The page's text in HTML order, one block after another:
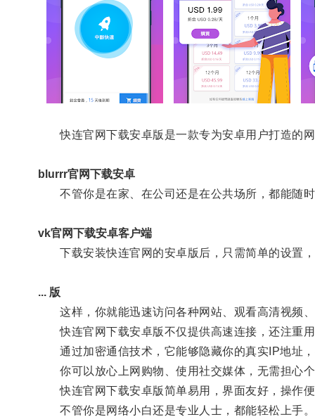
快连官网下载安卓版是一款专为安卓用户打造的
blurrr官网下载安卓
不管你是在家、在公司还是在公共场所，都能随时
vk官网下载安卓客户端
下载安装快连官网的安卓版后，只需简单的设置，
... 版
这样，你就能迅速访问各种网站、观看高清视频
快连官网下载安卓版不仅提供高速连接，还注重用
通过加密通信技术，它能够隐藏你的真实IP地址，
你可以放心上网购物、使用社交媒体，无需担心个
快连官网下载安卓版简单易用，界面友好，操作
不管你是网络小白还是专业人士，都能轻松上手。